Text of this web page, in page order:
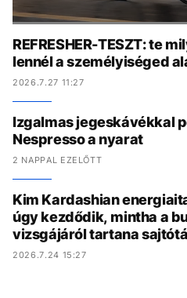
REFRESHER-TESZT: te
lennél a személyiséged
2026.7.27 11:27
Izgalmas jegeskávékkal
Nespresso a nyarat
2 NAPPAL EZELŐTT
Kim Kardashian
úgy kezdődik, mintha a
vizsgájáról tartana
2026.7.24 15:27